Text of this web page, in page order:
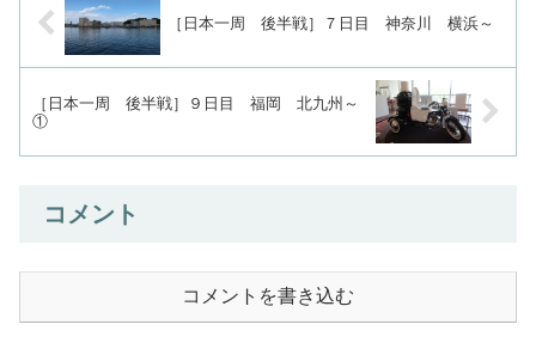
［日本一周 後半戦］７日目 神奈川 横浜～
［日本一周 後半戦］９日目 福岡 北九州～
①
コメント
コメントを書き込む